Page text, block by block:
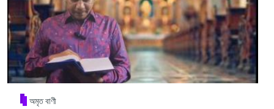
অমৃত বাণী